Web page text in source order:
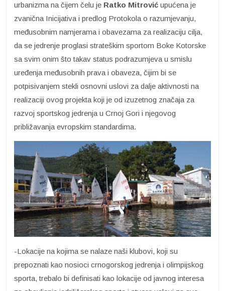
urbanizma na čijem čelu je Ratko Mitrović upućena je
zvanična Inicijativa i predlog Protokola o razumjevanju,
međusobnim namjerama i obavezama za realizaciju cilja,
da se jedrenje proglasi strateškim sportom Boke Kotorske
sa svim onim što takav status podrazumjeva u smislu
uređenja međusobnih prava i obaveza, čijim bi se
potpisivanjem stekli osnovni uslovi za dalje aktivnosti na
realizaciji ovog projekta koji je od izuzetnog značaja za
razvoj sportskog jedrenja u Crnoj Gori i njegovog
približavanja evropskim standardima.
-Lokacije na kojima se nalaze naši klubovi, koji su
prepoznati kao nosioci crnogorskog jedrenja i olimpijskog
sporta, trebalo bi definisati kao lokacije od javnog interesa